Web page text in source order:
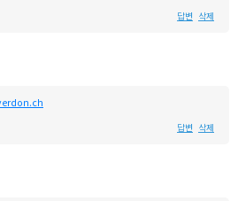
답변 삭제
답변 삭제